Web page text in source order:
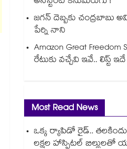
జగన్ దెబ్బకు చంద్రబాబు
పేర్ని నాని
Amazon Great Freedom
రేటుకు వచ్చేవి ఇవే.. లిస్ట్
Most Read News
ఒక్క ర్యాపిడో రైడ్..
లక్షల హాస్పిటల్